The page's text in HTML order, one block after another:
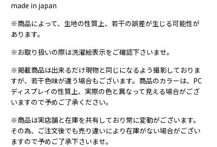
made in japan
※商品によって、生地の性質上、若干の誤差が生じる可能性が
あります。
※お取り扱いの際は洗濯絵表示をご確認下さいませ。
※掲載商品は出来るだけ現物と同じになるよう撮影しておりま
すが、若干色味が違う場合もございます。商品のカラーは、PC
ディスプレイの性質上、実際の色と異なって見える場合がござ
いますので予めご了承ください。
※商品は実店舗と在庫を共有しており常に変動がございます。
その為、ご注文後でも売り違いにより在庫がない場合がござい
ますので予めご了承下さいませ。